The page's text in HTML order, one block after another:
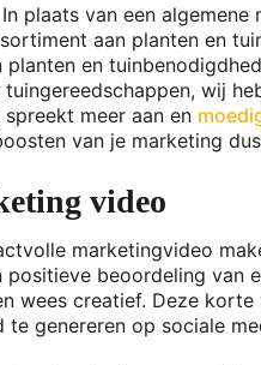
plaats van een
aan planten en
en
wij
meer aan en
van je marketing
video
marketingvideo
beoordeling van
wees creatief. Deze
te genereren op sociale